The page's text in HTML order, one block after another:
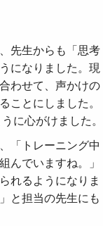
先生からも「思考
になりました。現
わせて、声かけの
ことにしました。
に心がけました。
「トレーニング中
んでいますね。」
れるようになりま
と担当の先生にも